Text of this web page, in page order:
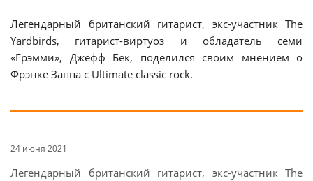
Легендарный британский гитарист, экс-участник The
Yardbirds, гитарист-виртуоз и обладатель семи
«Грэмми», Джефф Бек, поделился своим мнением о
Фрэнке Заппа с Ultimate classic rock.
24 июня 2021
Легендарный британский гитарист, экс-участник The